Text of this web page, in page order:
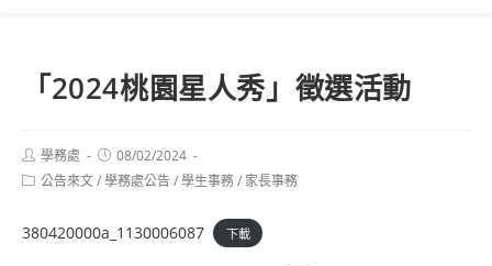
「2024桃園星人秀」徵選活動
Post
author:
學務處
Post
published:
08/02/2024
Post公告來文/學務處公告/學生事務/ 家長事務
380420000a_1130006087 下載